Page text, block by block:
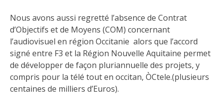
Nous avons aussi regretté l’absence de Contrat
d’Objectifs et de Moyens (COM) concernant
l’audiovisuel en région Occitanie alors que l’accord
signé entre F3 et la Région Nouvelle Aquitaine permet
de développer de façon pluriannuelle des projets, y
compris pour la télé tout en occitan, ÒCtele.(plusieurs
centaines de milliers d’Euros).